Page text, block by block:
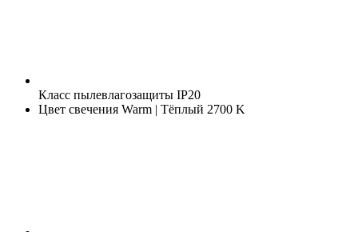
Класс пылевлагозащиты IP20
Цвет свечения Warm | Тёплый 2700 K